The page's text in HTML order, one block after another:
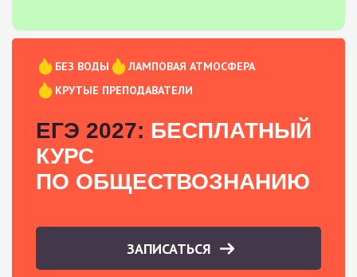
БЕЗ ВОДЫ
ЛАМПОВАЯ АТМОСФЕРА
КРУТЫЕ ПРЕПОДАВАТЕЛИ
ЕГЭ 2027: БЕСПЛАТНЫЙ
КУРС
ПО ОБЩЕСТВОЗНАНИЮ
ЗАПИСАТЬСЯ